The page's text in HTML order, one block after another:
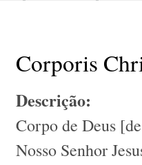
Corporis
Descrição:
Corpo de Deus
Nosso Senhor